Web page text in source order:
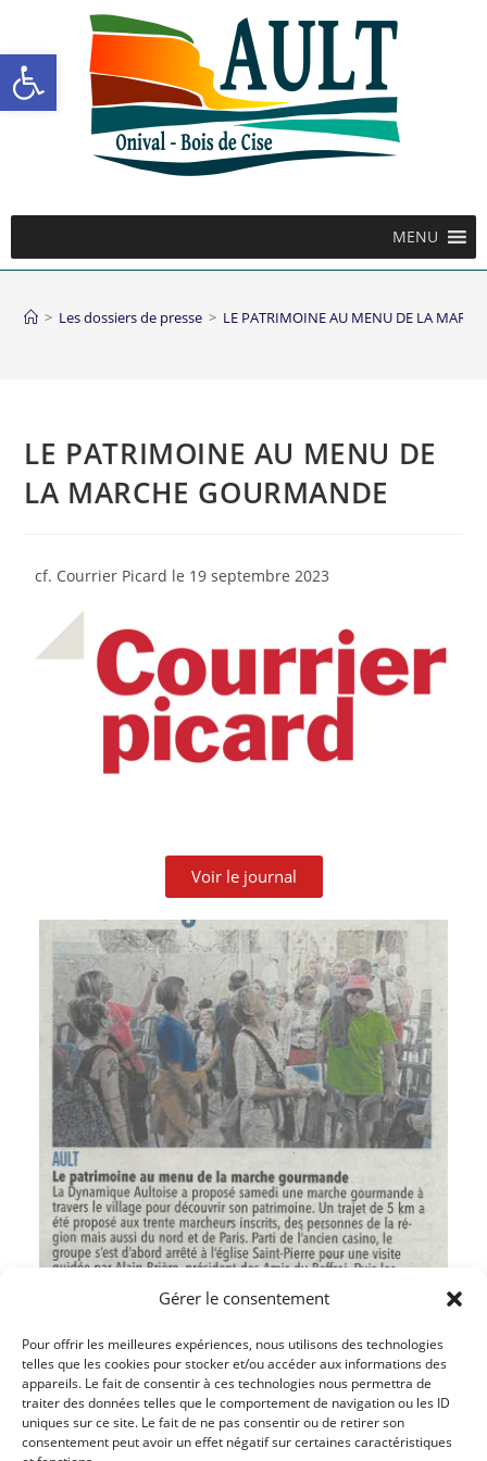
Ouvrir la barre d’outils
Gérer le consentement
Pour offrir les meilleures expériences, nous utilisons des technologies
telles que les cookies pour stocker et/ou accéder aux informations des
appareils. Le fait de consentir à ces technologies nous permettra de
traiter des données telles que le comportement de navigation ou les ID
uniques sur ce site. Le fait de ne pas consentir ou de retirer son
consentement peut avoir un effet négatif sur certaines caractéristiques
MENU
> Les dossiers de presse > LE PATRIMOINE AU MENU DE LA
LE PATRIMOINE AU MENU DE
LA MARCHE GOURMANDE
cf. Courrier Picard le 19 septembre 2023
Voir le journal
Article précédent